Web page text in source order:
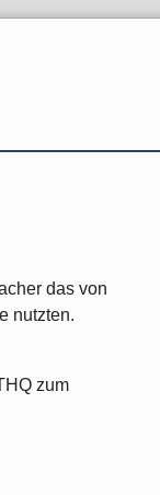
das von
nutzten.
zum